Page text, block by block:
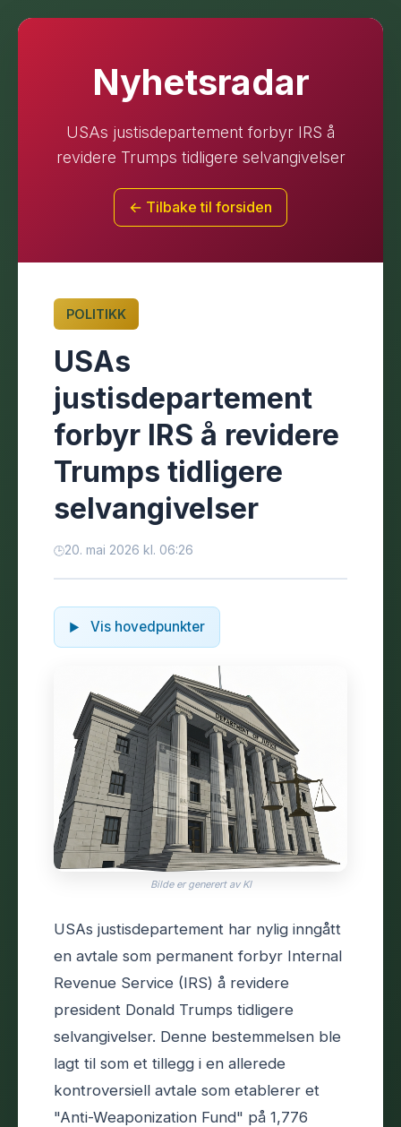
Nyhetsradar
USAs justisdepartement forbyr IRS å
revidere Trumps tidligere selvangivelser
← Tilbake til forsiden
POLITIKK
USAs
justisdepartement
forbyr IRS å revidere
Trumps tidligere
selvangivelser
20. mai 2026 kl. 06:26
Vis hovedpunkter
Bilde er generert av KI
USAs justisdepartement har nylig inngått
en avtale som permanent forbyr Internal
Revenue Service (IRS) å revidere
president Donald Trumps tidligere
selvangivelser. Denne bestemmelsen ble
lagt til som et tillegg i en allerede
kontroversiell avtale som etablerer et
"Anti-Weaponization Fund" på 1,776